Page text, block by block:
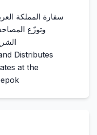
سفارة المملكة
وتوزّع
Distributes
at the